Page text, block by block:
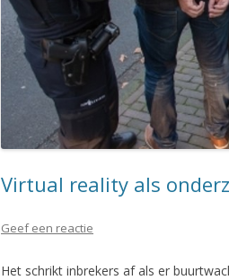
Virtual reality als
Geef een reactie
Het schrikt inbrekers af als er